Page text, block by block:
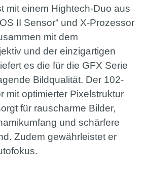
mit einem Hightech-Duo aus
II Sensor“ und X-Prozessor
mit dem
und der einzigartigen
es die für die GFX Serie
Bildqualität. Der 102-
mit optimierter Pixelstruktur
für rauscharme Bilder,
und schärfere
Zudem gewährleistet er